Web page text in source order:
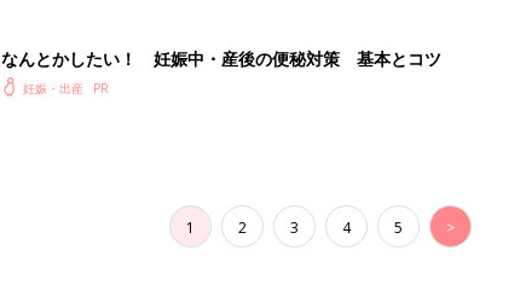
なんとかしたい！ 妊娠中・産後の便秘対策 基本とコツ
妊娠・出産
1 2 3 4 5 >